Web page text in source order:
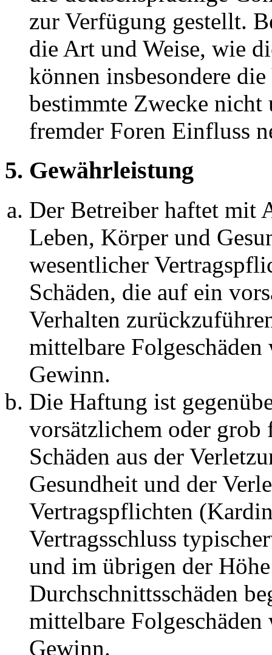
zur Verfügung gestellt.
die Art und Weise, wie
können insbesondere
bestimmte Zwecke nicht
fremder Foren Einfluss
5. Gewährleistung
Der Betreiber haftet mit
Leben, Körper und
wesentlicher
Schäden, die auf ein
Verhalten
mittelbare Folgeschäden
Gewinn.
Die Haftung ist
vorsätzlichem oder grob
Schäden aus der
Gesundheit und der
Vertragspflichten
Vertragsschluss
und im übrigen der
Durchschnittsschäden
mittelbare Folgeschäden
Gewinn.